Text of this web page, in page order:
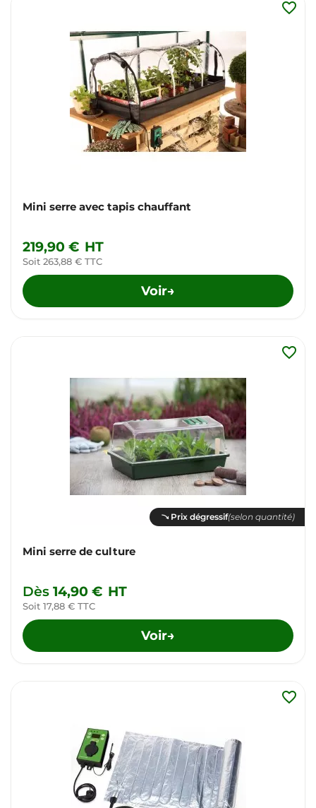
Mini serre avec tapis chauffant
219,90 € HT
Soit 263,88 € TTC
Voir→
favorite_border
Prix dégressif(selon quantité)
Mini serre de culture
Dès 14,90 € HT
Soit 17,88 € TTC
Voir→
favorite_border
favorite_border